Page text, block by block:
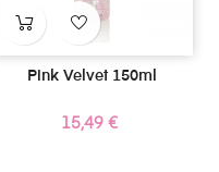
Pink Velvet 150ml
Prezzo
15,49 €